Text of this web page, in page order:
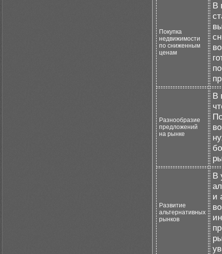
Покупка
недвижимости
по сниженным
ценам
В
Разнообразие
предложений
на рынке
В
Развитие
альтернативных
рынков
В
и